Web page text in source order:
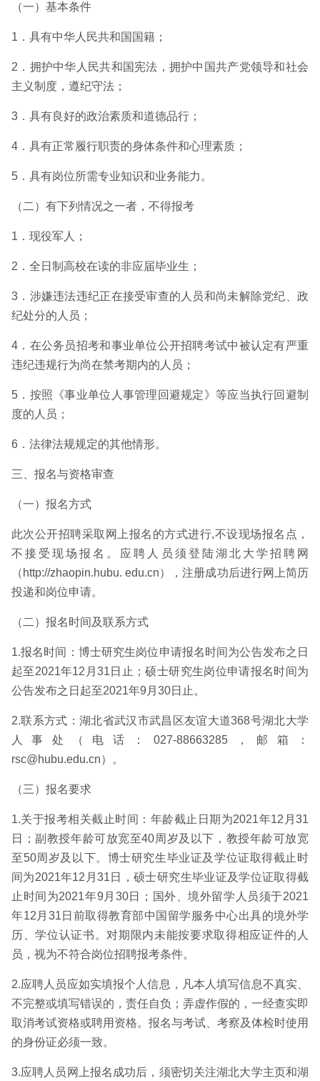
（一）基本条件
1．具有中华人民共和国国籍；
2．拥护中华人民共和国宪法，拥护中国共产党领导和社会
主义制度，遵纪守法；
3．具有良好的政治素质和道德品行；
4．具有正常履行职责的身体条件和心理素质；
5．具有岗位所需专业知识和业务能力。
（二）有下列情况之一者，不得报考
1．现役军人；
2．全日制高校在读的非应届毕业生；
3．涉嫌违法违纪正在接受审查的人员和尚未解除党纪、政
纪处分的人员；
4．在公务员招考和事业单位公开招聘考试中被认定有严重
违纪违规行为尚在禁考期内的人员；
5．按照《事业单位人事管理回避规定》等应当执行回避制
度的人员；
6．法律法规规定的其他情形。
三、报名与资格审查
（一）报名方式
此次公开招聘采取网上报名的方式进行,不设现场报名点，
不接受现场报名。应聘人员须登陆湖北大学招聘网
（http://zhaopin.hubu. edu.cn），注册成功后进行网上简历
投递和岗位申请。
（二）报名时间及联系方式
1.报名时间：博士研究生岗位申请报名时间为公告发布之日
起至2021年12月31日止；硕士研究生岗位申请报名时间为
公告发布之日起至2021年9月30日止。
2.联系方式：湖北省武汉市武昌区友谊大道368号湖北大学
人事处（电话：027-88663285，邮箱：
rsc@hubu.edu.cn）。
（三）报名要求
1.关于报考相关截止时间：年龄截止日期为2021年12月31
日；副教授年龄可放宽至40周岁及以下，教授年龄可放宽
至50周岁及以下。博士研究生毕业证及学位证取得截止时
间为2021年12月31日，硕士研究生毕业证及学位证取得截
止时间为2021年9月30日；国外、境外留学人员须于2021
年12月31日前取得教育部中国留学服务中心出具的境外学
历、学位认证书。对期限内未能按要求取得相应证件的人
员，视为不符合岗位招聘报考条件。
2.应聘人员应如实填报个人信息，凡本人填写信息不真实、
不完整或填写错误的，责任自负；弄虚作假的，一经查实即
取消考试资格或聘用资格。报名与考试、考察及体检时使用
的身份证必须一致。
3.应聘人员网上报名成功后，须密切关注湖北大学主页和湖